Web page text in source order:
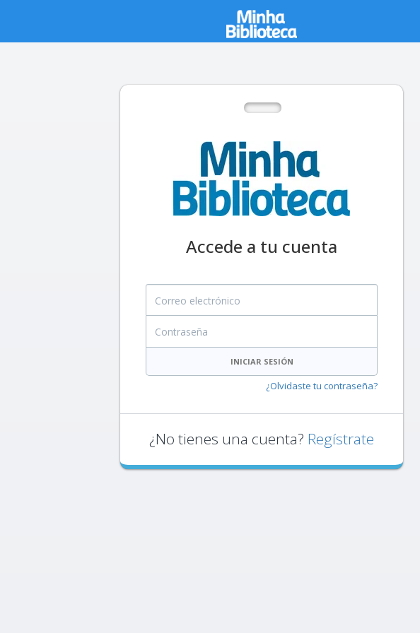
Accede a tu cuenta
Correo electrónico
INICIAR SESIÓN
¿Olvidaste tu contraseña?
¿No tienes una cuenta? Regístrate